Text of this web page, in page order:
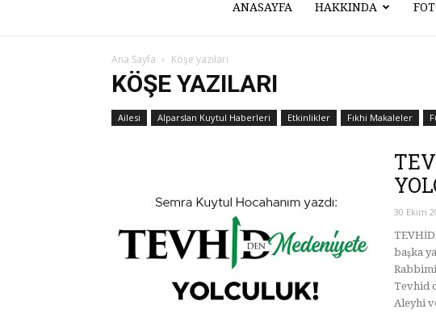
ANASAYFA HAKKINDA
Ana Sayfa Köşe yazıları
KÖŞE YAZILARI
Ailesi Alparslan Kuytul Haberleri Etkinlikler Fıkhi Makaleler
30 Ekim
başka
Tevhid
Aleyhi